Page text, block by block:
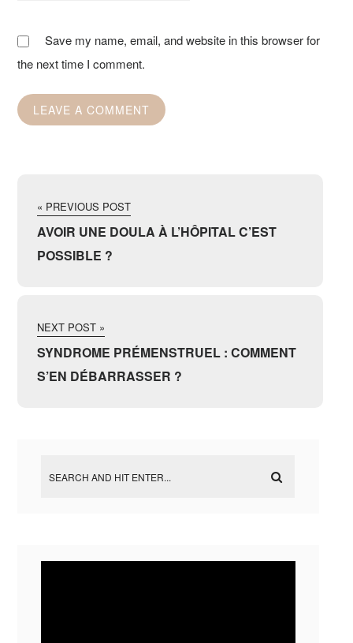
Save my name, email, and website in this browser for
the next time I comment.
« PREVIOUS POST
AVOIR UNE DOULA À L’HÔPITAL C’EST
POSSIBLE ?
NEXT POST »
SYNDROME PRÉMENSTRUEL : COMMENT
S’EN DÉBARRASSER ?